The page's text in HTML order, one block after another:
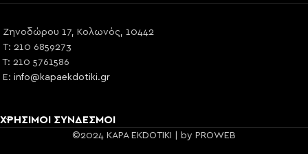
Ζηνοδώρου 17, Κολωνός, 10442
T: 210 6859273
T: 210 5761586
E: info@kapaekdotiki.gr
ΧΡΗΣΙΜΟΙ ΣΥΝΔΕΣΜΟΙ
©2024 KAPA EKDOTIKI | by PROWEB